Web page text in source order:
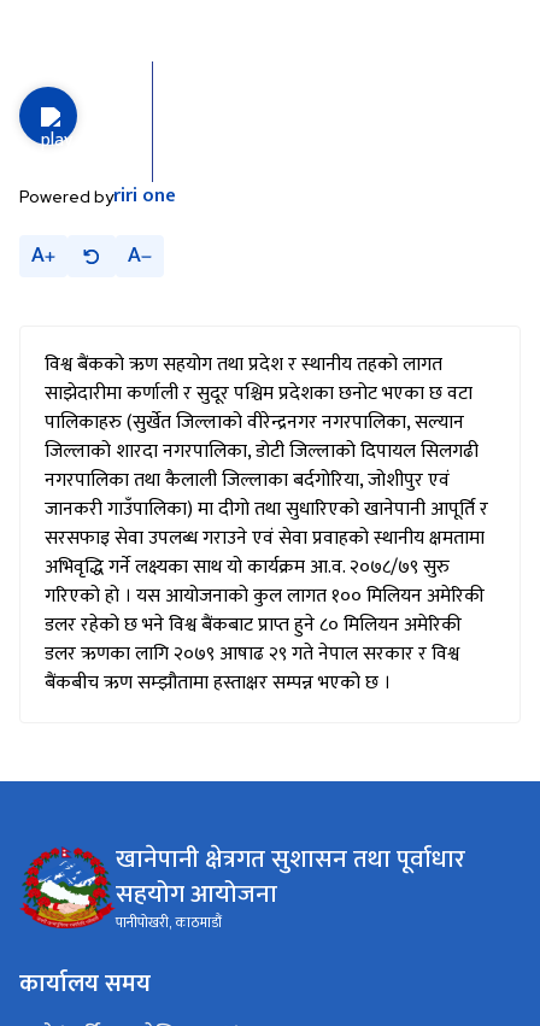
Powered byriri one
A A
विश्व बैंकको ऋण सहयोग तथा प्रदेश र स्थानीय तहको लागत
साझेदारीमा कर्णाली र सुदूर पश्चिम प्रदेशका छनोट भएका छ वटा
पालिकाहरु (सुर्खेत जिल्लाको वीरेन्द्रनगर नगरपालिका, सल्यान
जिल्लाको शारदा नगरपालिका, डोटी जिल्लाको दिपायल सिलगढी
नगरपालिका तथा कैलाली जिल्लाका बर्दगोरिया, जोशीपुर एवं
जानकरी गाउँपालिका) मा दीगो तथा सुधारिएको खानेपानी आपूर्ति र
सरसफाइ सेवा उपलब्ध गराउने एवं सेवा प्रवाहको स्थानीय क्षमतामा
अभिवृद्धि गर्ने लक्ष्यका साथ यो कार्यक्रम आ.व. २०७८/७९ सुरु
गरिएको हो । यस आयोजनाको कुल लागत १०० मिलियन अमेरिकी
डलर रहेको छ भने विश्व बैंकबाट प्राप्त हुने ८० मिलियन अमेरिकी
डलर ऋणका लागि २०७९ आषाढ २९ गते नेपाल सरकार र विश्व
बैंकबीच ऋण सम्झौतामा हस्ताक्षर सम्पन्न भएको छ ।
खानेपानी क्षेत्रगत सुशासन तथा पूर्वाधार
सहयोग आयोजना
पानीपोखरी, काठमाडौं
कार्यालय समय